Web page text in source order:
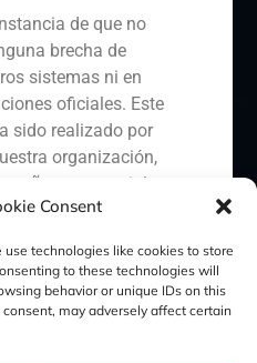
Consent
technologies like cookies to store
to these technologies will
behavior or unique IDs on this
may adversely affect certain
Medio
Política de Privacidad
Legal
de que no
brecha de
sistemas ni en
oficiales. Este
sido realizado por
organización,
a potenciales
hemos procedido a:
ante la
del Mercado